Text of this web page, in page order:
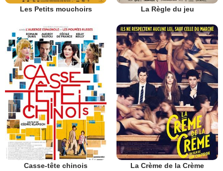
Les Petits mouchoirs La Règle du jeu
Casse-tête chinois La Crème de la Crème